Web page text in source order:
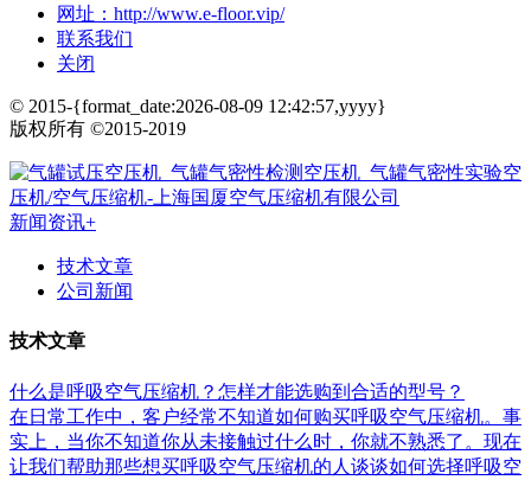
网址：http://www.e-floor.vip/
联系我们
关闭
© 2015-{format_date:2026-08-09 12:42:57,yyyy}
版权所有 ©2015-2019
新闻资讯+
技术文章
公司新闻
技术文章
什么是呼吸空气压缩机？怎样才能选购到合适的型号？
在日常工作中，客户经常不知道如何购买呼吸空气压缩机。事
实上，当你不知道你从未接触过什么时，你就不熟悉了。现在
让我们帮助那些想买呼吸空气压缩机的人谈谈如何选择呼吸空